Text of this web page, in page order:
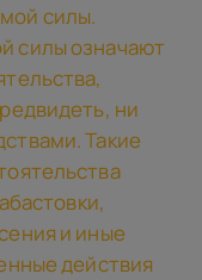
силы.
силы означают
ни
Такие
и иные
действия